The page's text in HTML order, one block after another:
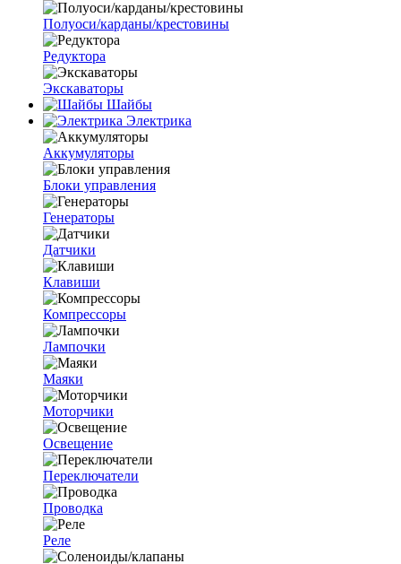
Полуоси/карданы/крестовины
Редуктора
Экскаваторы
Шайбы
Электрика
Аккумуляторы
Блоки управления
Генераторы
Датчики
Клавиши
Компрессоры
Лампочки
Маяки
Моторчики
Освещение
Переключатели
Проводка
Реле